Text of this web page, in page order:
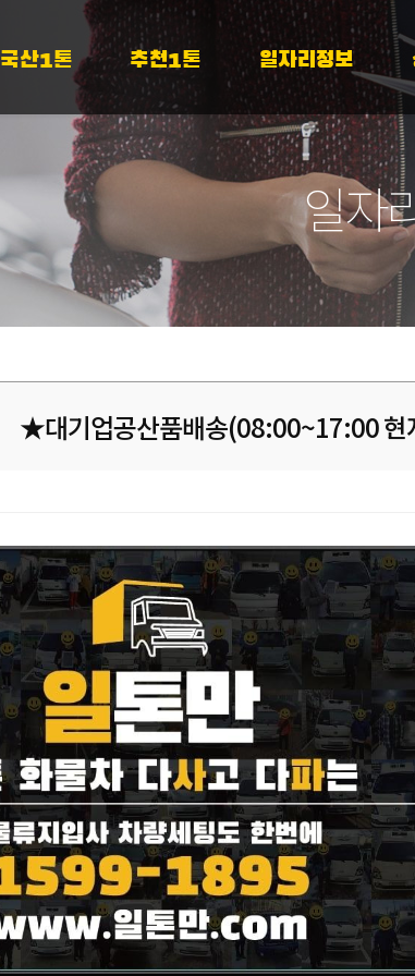
국산1톤 추천1톤 일자리정보
일자
★대기업공산품배송(08:00~17:00 현